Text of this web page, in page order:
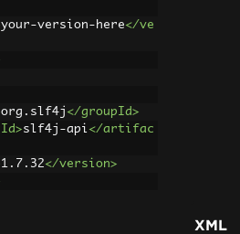
your-version-here</ve
org.slf4j</groupId>
slf4j-api</artifac
1.7.32</version>
XML